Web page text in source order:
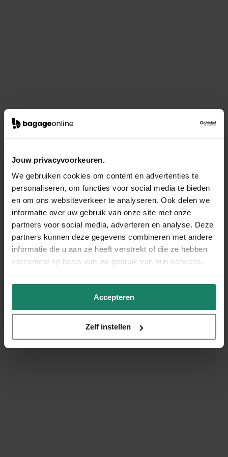
Jouw privacyvoorkeuren.
We gebruiken cookies om content en advertenties te
personaliseren, om functies voor social media te bieden
en om ons websiteverkeer te analyseren. Ook delen we
informatie over uw gebruik van onze site met onze
partners voor social media, adverteren en analyse. Deze
partners kunnen deze gegevens combineren met andere
informatie die u aan ze heeft verstrekt of die ze hebben
verzameld op basis van uw gebruik van hun services.
Accepteren
Zelf instellen